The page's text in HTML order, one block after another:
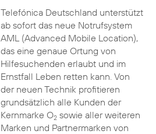
Telefónica Deutschland unterstützt
ab sofort das neue Notrufsystem
AML (Advanced Mobile Location),
das eine genaue Ortung von
Hilfesuchenden erlaubt und im
Ernstfall Leben retten kann. Von
der neuen Technik profitieren
grundsätzlich alle Kunden der
Kernmarke O2sowie aller weiteren
Marken und Partnermarken von